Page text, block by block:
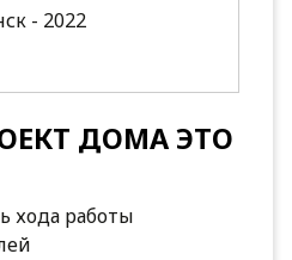
- 2022
ДОМА ЭТО
хода работы